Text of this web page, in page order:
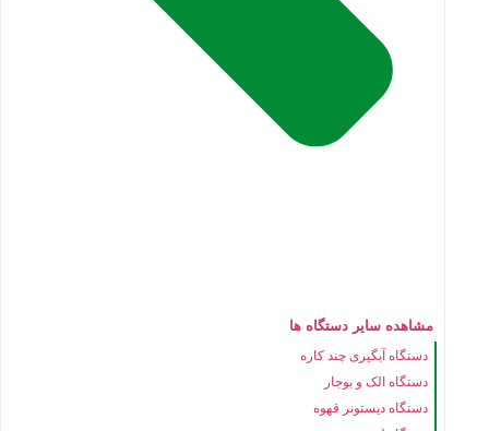
مشاهده سایر دستگاه ها
دستگاه آبگیری چند کاره
دستگاه الک و بوجار
دستگاه دیستونر قهوه